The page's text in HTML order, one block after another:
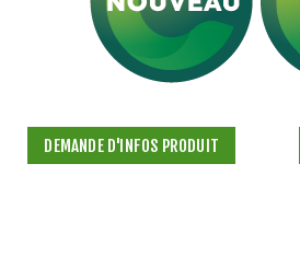
DEMANDE D'INFOS PRODUIT